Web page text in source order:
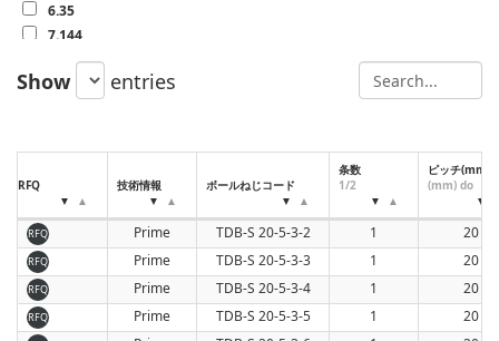
6.35
7.144
7.938
9.525
Show entries
RFQ 技術情報 ボールねじコード
条数
1/2
ピッチ(mm)
(mm) do
RFQ Prime TDB-S 20-5-3-2 1 20
RFQ Prime TDB-S 20-5-3-3 1 20
RFQ Prime TDB-S 20-5-3-4 1 20
RFQ Prime TDB-S 20-5-3-5 1 20